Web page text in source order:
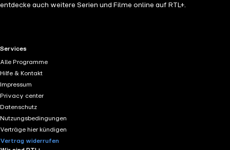
entdecke auch weitere Serien und Filme online auf RTL+.
RTL+ useful links.
Services
Alle Programme
Hilfe & Kontakt
Impressum
Privacy center
Datenschutz
Nutzungsbedingungen
Verträge hier kündigen
Vertrag widerrufen